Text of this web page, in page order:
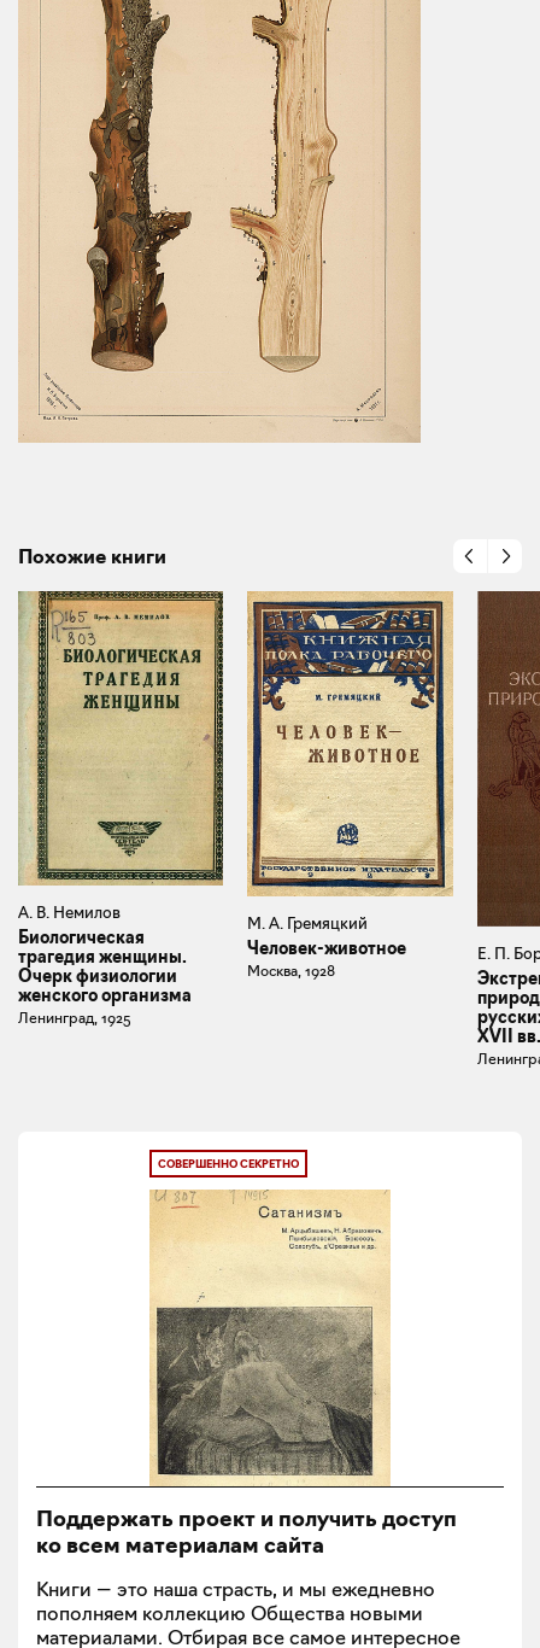
Похожие книги
А. В. Немилов
Биологическая
трагедия женщины.
Очерк физиологии
женского организма
Ленинград, 1925
М. А. Гремяцкий
Человек-животное
Москва, 1928
Е. П.
XVII вв.
СОВЕРШЕННО СЕКРЕТНО
Поддержать проект и получить доступ
ко всем материалам сайта
Книги — это наша страсть, и мы ежедневно
пополняем коллекцию Общества новыми
материалами. Отбирая все самое интересное